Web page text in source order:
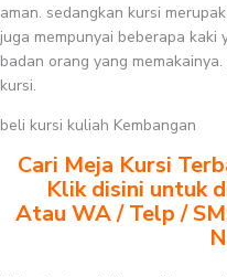
aman. sedangkan kursi
juga mempunyai beberapa
badan orang yang
kursi.
beli kursi kuliah Kembangan
Cari Meja Kursi
Klik disini untuk
Atau WA / Telp /